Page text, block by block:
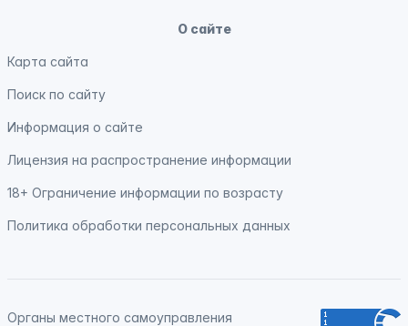
О сайте
Карта сайта
Поиск по сайту
Информация о сайте
Лицензия на распространение информации
18+ Ограничение информации по возрасту
Политика обработки персональных данных
Органы местного самоуправления